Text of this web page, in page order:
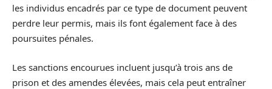
les individus encadrés par ce type de document peuvent
perdre leur permis, mais ils font également face à des
poursuites pénales.
Les sanctions encourues incluent jusqu’à trois ans de
prison et des amendes élevées, mais cela peut entraîner